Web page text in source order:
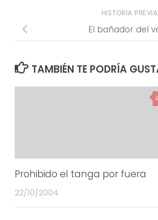
HISTORIA PREVIA
El bañador del
TAMBIÉN TE PODRÍA
Prohibido el tanga por fuera
22/10/2004